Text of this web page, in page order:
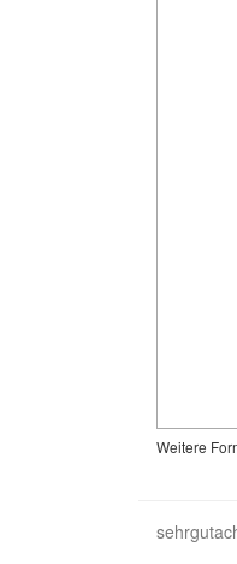
Weitere